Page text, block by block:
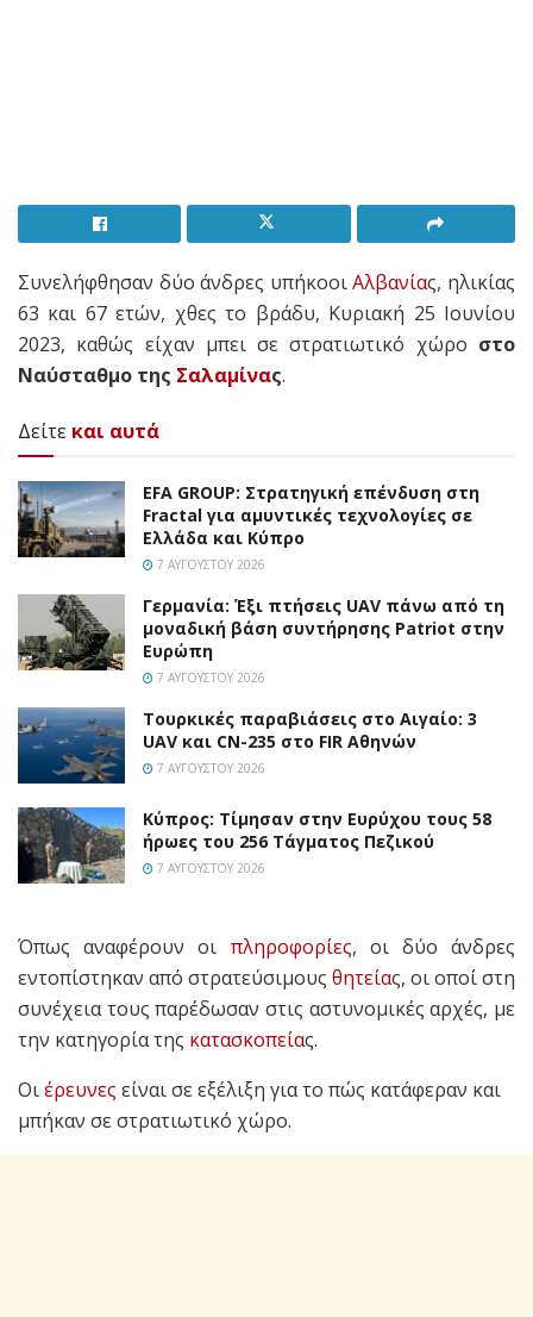
Συνελήφθησαν δύο άνδρες υπήκοοιΑλβανίας, ηλικίας
63 και 67 ετών, χθες το βράδυ, Κυριακή 25 Ιουνίου
2023, καθώς είχαν μπει σε στρατιωτικό χώρο στο
Ναύσταθμο της Σαλαμίνας.
Δείτε και αυτά
EFA GROUP: Στρατηγική επένδυση στη
Fractal για αμυντικές τεχνολογίες σε
Ελλάδα και Κύπρο
7 ΑΥΓΟΎΣΤΟΥ 2026
Γερμανία: Έξι πτήσεις UAV πάνω από τη
μοναδική βάση συντήρησης Patriot στην
Ευρώπη
7 ΑΥΓΟΎΣΤΟΥ 2026
Τουρκικές παραβιάσεις στο Αιγαίο: 3
UAV και CN-235 στο FIR Αθηνών
7 ΑΥΓΟΎΣΤΟΥ 2026
Κύπρος: Τίμησαν στην Ευρύχου τους 58
ήρωες του 256 Τάγματος Πεζικού
7 ΑΥΓΟΎΣΤΟΥ 2026
Όπως αναφέρουν οι πληροφορίες, οι δύο άνδρες
εντοπίστηκαν από στρατεύσιμους θητείας, οι οποί στη
συνέχεια τους παρέδωσαν στις αστυνομικές αρχές, με
την κατηγορία της κατασκοπείας.
Οιέρευνες είναι σε εξέλιξη για το πώς κατάφεραν και
μπήκαν σε στρατιωτικό χώρο.